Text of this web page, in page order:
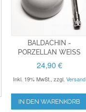
BALDACHIN -
PORZELLAN WEISS
24,90 €
Inkl. 19% MwSt. ,zzgl.Versand
IN DEN WARENKORB